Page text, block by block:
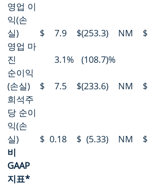
영업 이
익(손
실)
$ 7.9 $(253.3) NM $
영업 마
진
3.1% (108.7)%
순이익
(손실)
$ 7.5 $(233.6) NM $
희석주
당 순이
익(손
실)
$ 0.18 $ (5.33) NM $
비
GAAP
지표*